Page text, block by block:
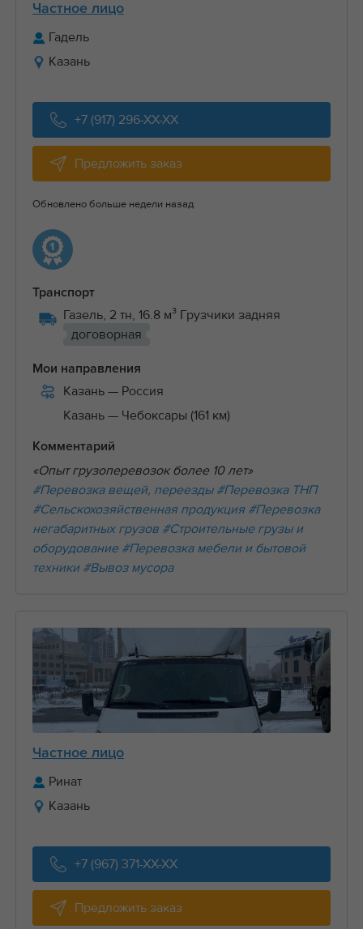
Частное лицо
Гадель
Казань
+7 (917) 296-XX-XX
Предложить заказ
Обновлено больше недели назад
Транспорт
Газель, 2 тн, 16.8 м³ Грузчики задняя
договорная
Мои направления
Казань — Россия
Казань — Чебоксары (161 км)
Комментарий
«Опыт грузоперевозок более 10 лет»
#Перевозка вещей, переезды #Перевозка ТНП
#Сельскохозяйственная продукция #Перевозка
негабаритных грузов #Строительные грузы и
оборудование #Перевозка мебели и бытовой
техники #Вывоз мусора
Частное лицо
Ринат
Казань
+7 (967) 371-XX-XX
Предложить заказ